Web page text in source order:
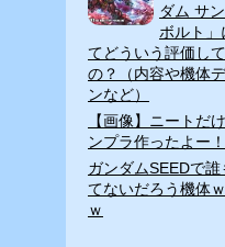
ダム サ
ボルト」
てどういう評価し
の？（内容や機体
ンなど）
【画像】ニートだ
ンプラ作ったよー！
ガンダムSEEDで誰
てないだろう機体
ｗ